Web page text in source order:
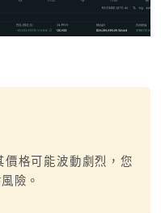
格可能波動劇烈，您
險。